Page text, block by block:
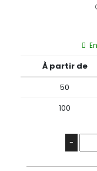
À partir de
50
100
-